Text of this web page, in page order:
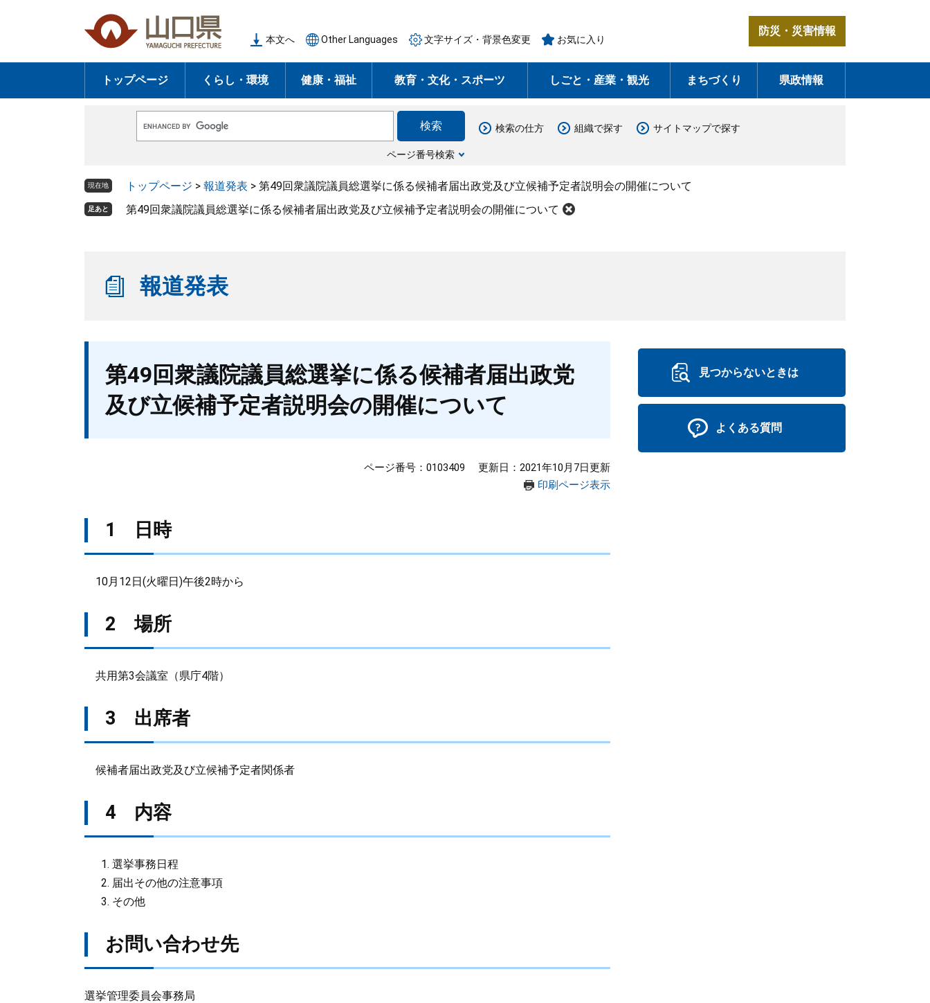
の
頭
ー
飛
本文へ Other Languages 文字サイズ・背景色変更 お気に入り
防災・災害情報
トップページ くらし・環境 健康・福祉 教育・文化・スポーツ しごと・産業・観光 まちづくり 県政情報
o
e
ス
ページ番号検索
検索の仕方 組織で探す サイトマップで探す
現在地 トップページ > 報道発表 > 第49回衆議院議員総選挙に係る候補者届出政党及び立候補予定者説明会の開催について
足あと 第49回衆議院議員総選挙に係る候補者届出政党及び立候補予定者説明会の開催について
報道発表
第49回衆議院議員総選挙に係る候補者届出政党
及び立候補予定者説明会の開催について
ページ番号：0103409
更新日：2021年10月7日更新
印刷ページ表示
1 日時
10月12日(火曜日)午後2時から
2 場所
共用第3会議室（県庁4階）
3 出席者
候補者届出政党及び立候補予定者関係者
4 内容
選挙事務日程
届出その他の注意事項
その他
お問い合わせ先
選挙管理委員会事務局
見つからないときは
よくある質問